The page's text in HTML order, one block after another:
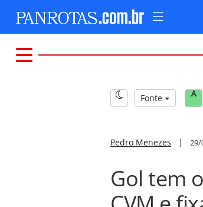
Fonte
Pedro Menezes | 29/
Gol tem